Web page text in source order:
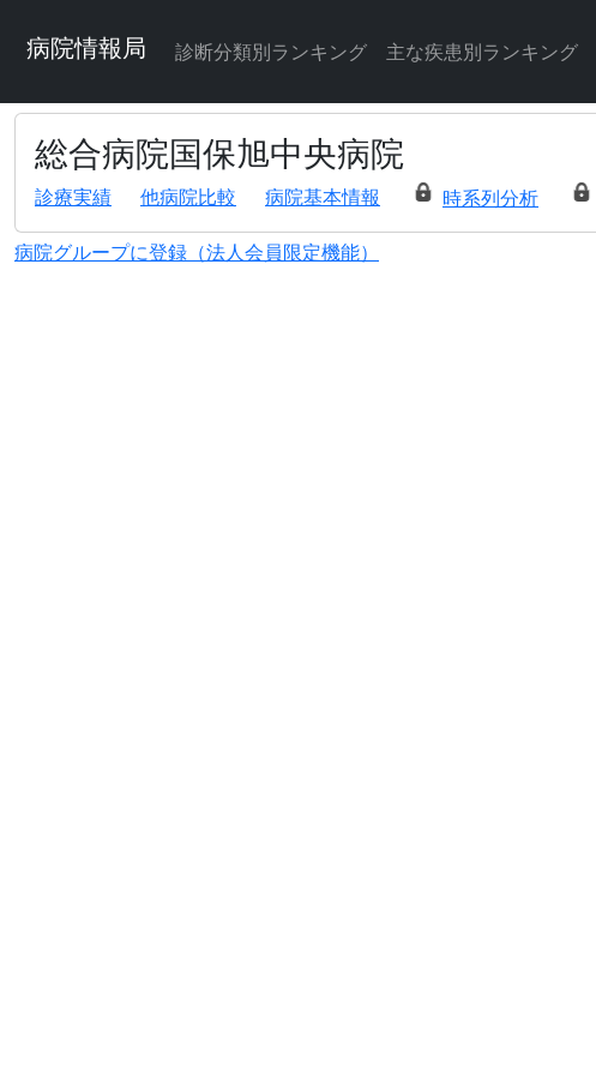
病院情報局 診断分類別ランキング 主な疾患別ランキング
総合病院国保旭中央病院
診療実績 他病院比較 病院基本情報 時系列分析
病院グループに登録（法人会員限定機能）